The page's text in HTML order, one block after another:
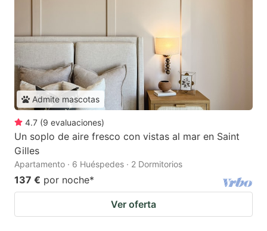
Admite mascotas
4.7 (9 evaluaciones)
Un soplo de aire fresco con vistas al mar en Saint
Gilles
Apartamento · 6 Huéspedes · 2 Dormitorios
137 € por noche*
Ver oferta